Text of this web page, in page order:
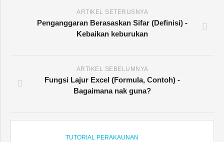
ARTIKEL SETERUSNYA
Penganggaran Berasaskan Sifar (Definisi) -
Kebaikan keburukan
ARTIKEL SEBELUMNYA
Fungsi Lajur Excel (Formula, Contoh) -
Bagaimana nak guna?
TUTORIAL PERAKAUNAN